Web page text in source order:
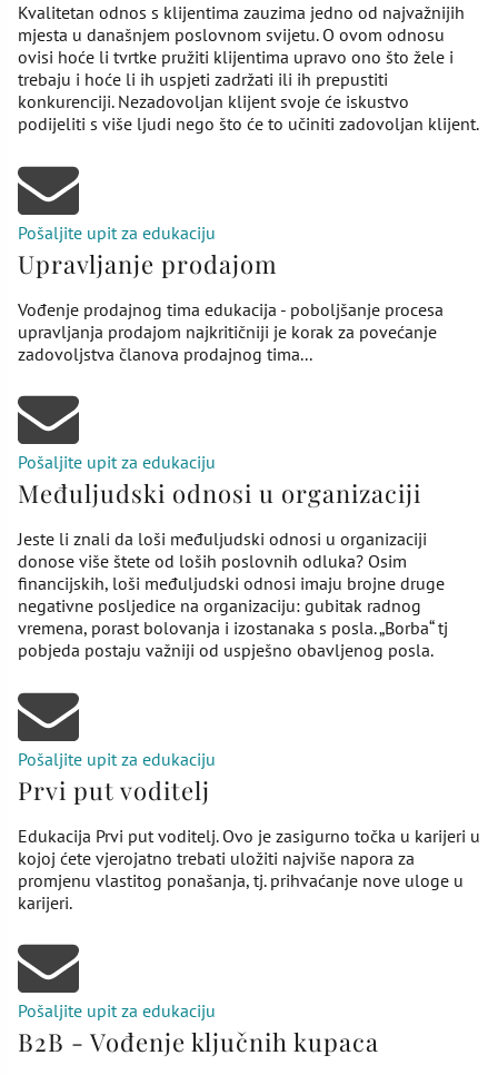
Kvalitetan odnos s klijentima zauzima jedno od najvažnijih
mjesta u današnjem poslovnom svijetu. O ovom odnosu
ovisi hoće li tvrtke pružiti klijentima upravo ono što žele i
trebaju i hoće li ih uspjeti zadržati ili ih prepustiti
konkurenciji. Nezadovoljan klijent svoje će iskustvo
podijeliti s više ljudi nego što će to učiniti zadovoljan klijent.
Pošaljite upit za edukaciju
Upravljanje prodajom
Vođenje prodajnog tima edukacija - poboljšanje procesa
upravljanja prodajom najkritičniji je korak za povećanje
zadovoljstva članova prodajnog tima...
Pošaljite upit za edukaciju
Međuljudski odnosi u organizaciji
Jeste li znali da loši međuljudski odnosi u organizaciji
donose više štete od loših poslovnih odluka? Osim
financijskih, loši međuljudski odnosi imaju brojne druge
negativne posljedice na organizaciju: gubitak radnog
vremena, porast bolovanja i izostanaka s posla. „Borba“ tj
pobjeda postaju važniji od uspješno obavljenog posla.
Pošaljite upit za edukaciju
Prvi put voditelj
Edukacija Prvi put voditelj. Ovo je zasigurno točka u karijeri u
kojoj ćete vjerojatno trebati uložiti najviše napora za
promjenu vlastitog ponašanja, tj. prihvaćanje nove uloge u
karijeri.
Pošaljite upit za edukaciju
B2B - Vođenje ključnih kupaca